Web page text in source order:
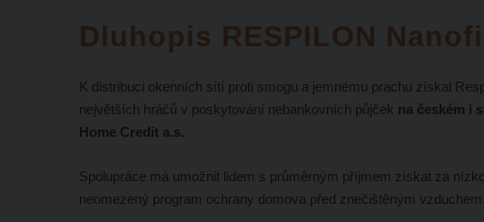
Dluhopis RESPILON
K distribuci okenních sítí proti smogu a jemnému prachu získal
největších hráčů v poskytování nebankovních půjček na českém i
Home Credit a.s.
Spolupráce má umožnit lidem s průměrným příjmem získat za
neomezený program ochrany domova před znečištěným vzduchem.